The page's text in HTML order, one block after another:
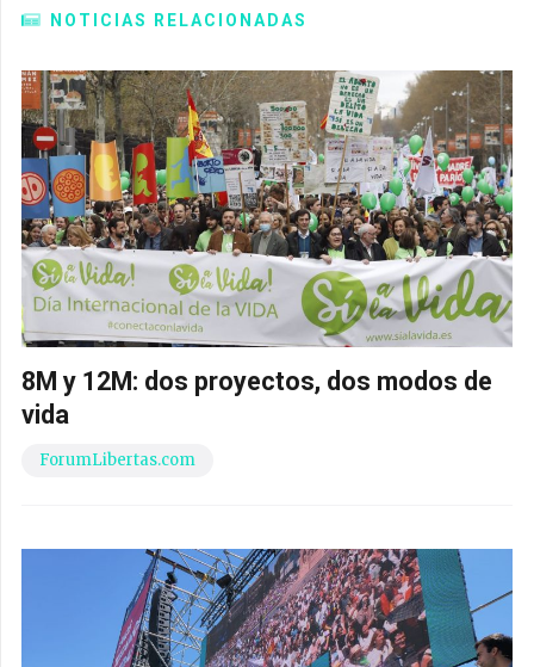
NOTICIAS RELACIONADAS
8M y 12M: dos proyectos, dos modos de
vida
ForumLibertas.com